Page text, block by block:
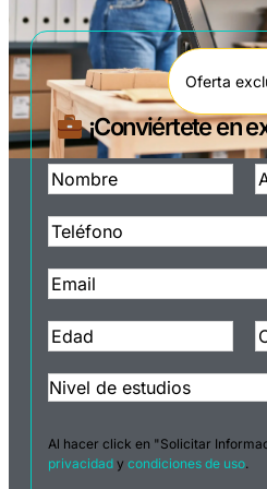
Oferta
¡Conviértete en
Al hacer click en "Solicitar
privacidadycondiciones de uso.